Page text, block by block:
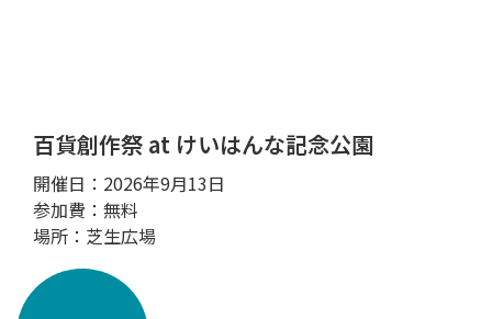
百貨創作祭 at けいはんな記念公園
開催日：2026年9月13日
参加費：無料
場所：芝生広場